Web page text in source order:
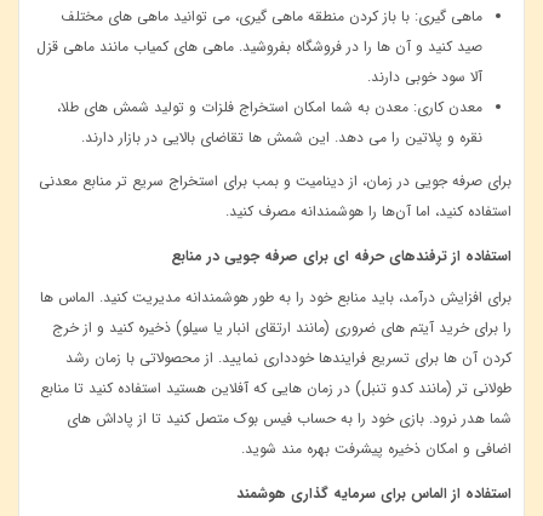
ماهی ‌گیری: با باز کردن منطقه ماهی ‌گیری، می ‌توانید ماهی‌ های مختلف
صید کنید و آن ‌ها را در فروشگاه بفروشید. ماهی ‌های کمیاب مانند ماهی قزل
‌آلا سود خوبی دارند.
معدن ‌کاری: معدن به شما امکان استخراج فلزات و تولید شمش ‌های طلا،
نقره و پلاتین را می‌ دهد. این شمش ‌ها تقاضای بالایی در بازار دارند.
برای صرفه‌ جویی در زمان، از دینامیت و بمب برای استخراج سریع ‌تر منابع معدنی
استفاده کنید، اما آن‌ها را هوشمندانه مصرف کنید.
استفاده از ترفندهای حرفه ‌ای برای صرفه ‌جویی در منابع
برای افزایش درآمد، باید منابع خود را به طور هوشمندانه مدیریت کنید. الماس ‌ها
را برای خرید آیتم‌ های ضروری (مانند ارتقای انبار یا سیلو) ذخیره کنید و از خرج
کردن آن ‌ها برای تسریع فرایندها خودداری نمایید. از محصولاتی با زمان رشد
طولانی ‌تر (مانند کدو تنبل) در زمان ‌هایی که آفلاین هستید استفاده کنید تا منابع
شما هدر نرود. بازی خود را به حساب فیس ‌بوک متصل کنید تا از پاداش ‌های
اضافی و امکان ذخیره پیشرفت بهره ‌مند شوید.
استفاده از الماس برای سرمایه ‌گذاری هوشمند